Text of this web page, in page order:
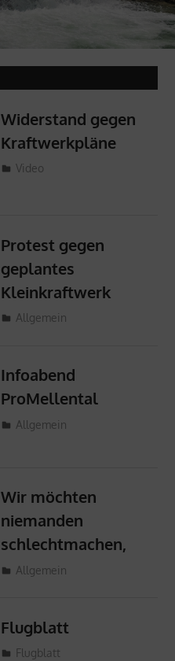
Widerstand gegen
Kraftwerkpläne
6. Juli 2024
ProMellental
Video
Protest gegen
geplantes
Kleinkraftwerk
6. Juli 2024
ProMellental
Allgemein
Infoabend
ProMellental
5. Juli 2024
ProMellental
Allgemein
Wir möchten
niemanden
schlechtmachen,
3. Juli 2024
ProMellental
Allgemein
Flugblatt
13. Juni 2024
ProMellental
Flugblatt